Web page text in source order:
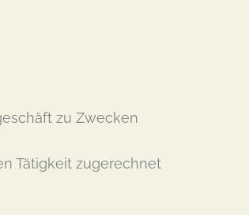
zu Zwecken
Tätigkeit zugerechnet